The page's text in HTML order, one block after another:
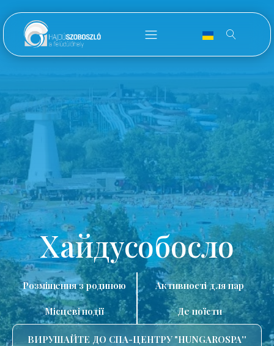
Хайдусобосло
Розміщення з родиною Активності для пар
Місцеві події Де поїсти
ВИРУШАЙТЕ ДО СПА-ЦЕНТРУ "HUNGAROSPA''